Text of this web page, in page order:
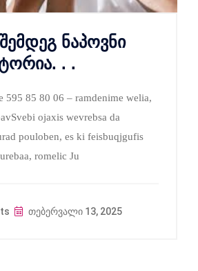
ნაპოვნი
. .
595 85 80 06 – ramdenime welia,
ojaxis wevrebsa da
pouloben, es ki feisbuqjgufis
romelic Ju
თებერვალი 13, 2025